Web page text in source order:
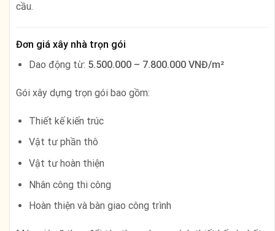
cầu.
Đơn giá xây nhà trọn gói
Dao động từ: 5.500.000 – 7.800.000 VNĐ/m²
Gói xây dựng trọn gói bao gồm:
Thiết kế kiến trúc
Vật tư phần thô
Vật tư hoàn thiện
Nhân công thi công
Hoàn thiện và bàn giao công trình